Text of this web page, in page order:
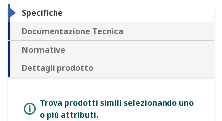
Specifiche
Documentazione Tecnica
Normative
Dettagli prodotto
Trova prodotti simili selezionando uno
o più attributi.